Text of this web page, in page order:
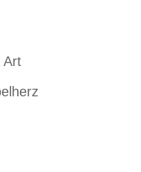
Art